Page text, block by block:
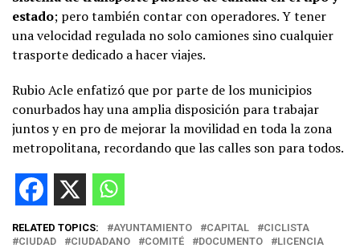
estado; pero también contar con operadores. Y tener
una velocidad regulada no solo camiones sino cualquier
trasporte dedicado a hacer viajes.
Rubio Acle enfatizó que por parte de los municipios
conurbados hay una amplia disposición para trabajar
juntos y en pro de mejorar la movilidad en toda la zona
metropolitana, recordando que las calles son para todos.
RELATED TOPICS: AYUNTAMIENTO CAPITAL
CICLISTA
CIUDAD
CIUDADANO COMITÉ DOCUMENTO
LICENCIA